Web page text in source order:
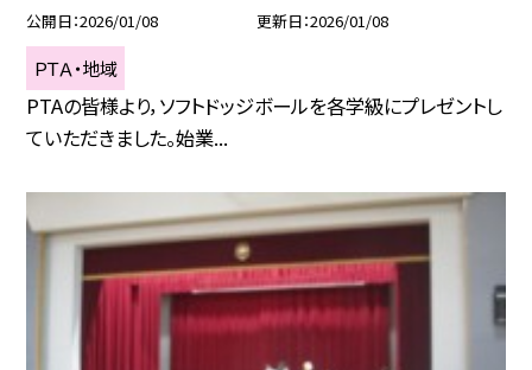
公開日 2026/01/08 更新日 2026/01/08
ＰＴＡ・地域
PTAの皆様より，ソフトドッジボールを各学級にプレゼントし
ていただきました。始業...